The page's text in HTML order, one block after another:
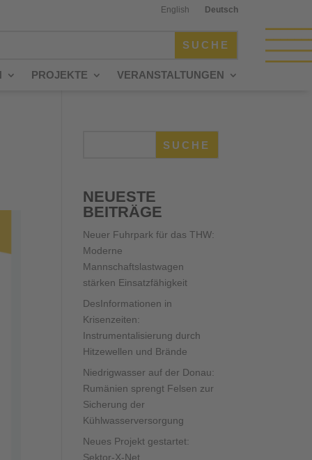
English Deutsch
PROJEKTE VERANSTALTUNGEN
SUCHE
NEUESTE
BEITRÄGE
Neuer Fuhrpark für das THW:
Moderne
Mannschaftslastwagen
stärken Einsatzfähigkeit
DesInformationen in
Krisenzeiten:
Instrumentalisierung durch
Hitzewellen und Brände
Niedrigwasser auf der Donau:
Rumänien sprengt Felsen zur
Sicherung der
Kühlwasserversorgung
Neues Projekt gestartet:
Sektor-X-Net